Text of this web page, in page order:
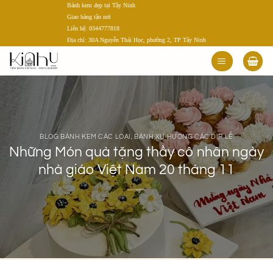
dung
Bánh kem đẹp tại Tây Ninh
Giao hàng tận nơi
Liên hệ: 0344777818
Địa chỉ: 30A Nguyễn Thái Học, phường 2, TP Tây Ninh
BLOG BÁNH KEM CÁC LOẠI BÁNH XU HƯỚNG CÁC DỊP LỄ
Những Món quà tặng thầy cô nhân ngày
nhà giáo Việt Nam 20 tháng 11